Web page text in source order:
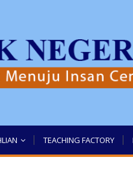
TEACHING FACTORY